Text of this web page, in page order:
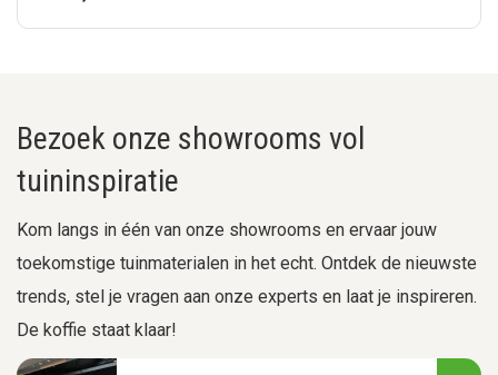
Bezoek onze showrooms vol
tuininspiratie
Kom langs in één van onze showrooms en ervaar jouw
toekomstige tuinmaterialen in het echt. Ontdek de nieuwste
trends, stel je vragen aan onze experts en laat je inspireren.
De koffie staat klaar!